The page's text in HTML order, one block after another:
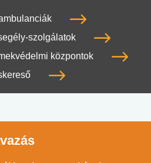
szolgálatok
központok